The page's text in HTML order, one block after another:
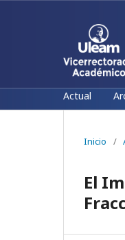
Actual
Inicio /
El